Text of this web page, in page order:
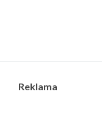
Reklama